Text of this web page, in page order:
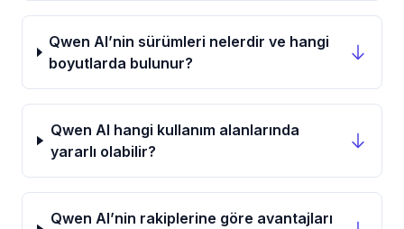
Qwen AI’nin sürümleri nelerdir ve hangi
boyutlarda bulunur?
Qwen AI hangi kullanım alanlarında
yararlı olabilir?
Qwen AI’nin rakiplerine göre avantajları